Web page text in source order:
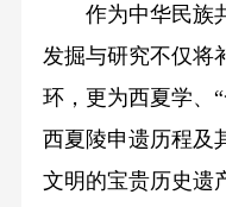
作为中华民族共
发掘与研究不仅将
环，更为西夏学、
西夏陵申遗历程及
文明的宝贵历史遗